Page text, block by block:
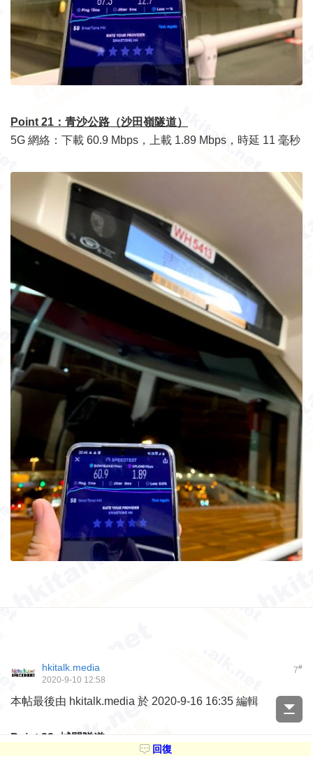
Point 21：青沙公路（沙田嶺隧道）
5G 網絡：下載 60.9 Mbps，上載 1.89 Mbps，時延 11 毫秒
7#
hkitalk.media
2020-9-10 12:58
本帖最後由 hkitalk.media 於 2020-9-16 16:35 編輯
Point 22: 城門隧道
5G 網絡：下載 148 Mbps，上載 39.2 Mbps，時延 122 毫
回復